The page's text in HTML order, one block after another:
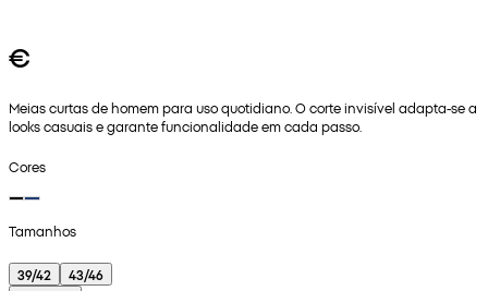
€
Meias curtas de homem para uso quotidiano. O corte invisível adapta-se a
looks casuais e garante funcionalidade em cada passo.
Cores
Tamanhos
39/42
43/46